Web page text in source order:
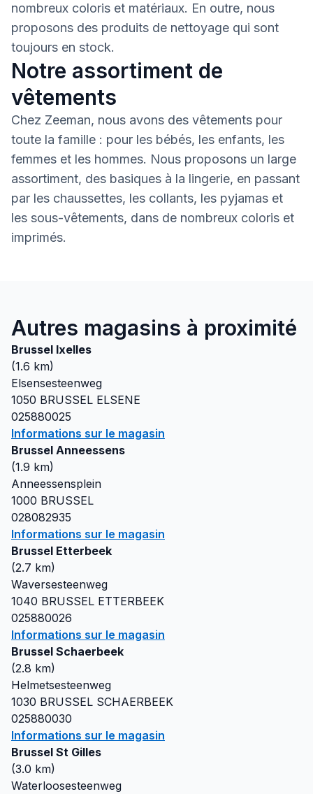
nombreux coloris et matériaux. En outre, nous
proposons des produits de nettoyage qui sont
toujours en stock.
Notre assortiment de
vêtements
Chez Zeeman, nous avons des vêtements pour
toute la famille : pour les bébés, les enfants, les
femmes et les hommes. Nous proposons un large
assortiment, des basiques à la lingerie, en passant
par les chaussettes, les collants, les pyjamas et
les sous-vêtements, dans de nombreux coloris et
imprimés.
Autres magasins à proximité
Brussel Ixelles
(1.6 km)
Elsensesteenweg
1050 BRUSSEL ELSENE
025880025
Informations sur le magasin
Brussel Anneessens
(1.9 km)
Anneessensplein
1000 BRUSSEL
028082935
Informations sur le magasin
Brussel Etterbeek
(2.7 km)
Waversesteenweg
1040 BRUSSEL ETTERBEEK
025880026
Informations sur le magasin
Brussel Schaerbeek
(2.8 km)
Helmetsesteenweg
1030 BRUSSEL SCHAERBEEK
025880030
Informations sur le magasin
Brussel St Gilles
(3.0 km)
Waterloosesteenweg